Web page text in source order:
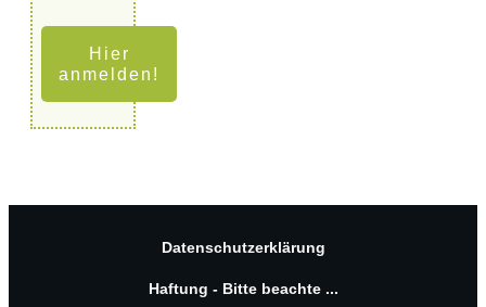
Hier
anmelden!
Datenschutzerklärung
Haftung - Bitte beachte ...